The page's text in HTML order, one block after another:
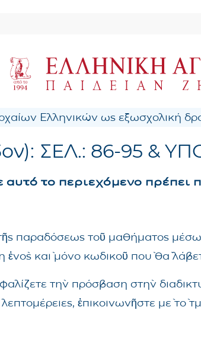
Ελληνικών ως εξωσχολική
ΣΕΛ.: 86-95 &
αυτό το περιεχόμενο πρέπει
τῆς παραδόσεως τοῦ μαθήματος
ἑνὸς καὶ μόνο κωδικοῦ ποὺ θὰ
τὴν πρόσβαση στὴν
ἐπικοινωνῆστε μὲ